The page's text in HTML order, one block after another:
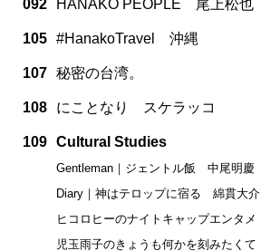
092 HANAKO PEOPLE 尾上松也
105 #HanakoTravel 沖縄
107 秘密の台湾。
108 にことなり スケラッコ
109 Cultural Studies
Gentleman｜ジェントル飯 中尾明慶
Diary｜神はテロップに宿る 綿貫大介
ヒコロヒーのナイトキャップエンタメ
児玉雨子のきょうも何かを刻みたくて